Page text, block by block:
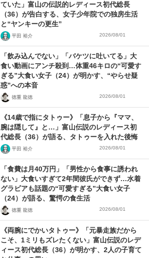
ていた」富山の伝説的レディース初代総長
（36）が告白する、女子少年院での独房生活
と“ヤンキーの更生”
平田 裕介 2026/08/01
「飲み込んでない」「バケツに吐いてる」大
食い動画にアンチ殺到…体重46キロの“可愛す
ぎる”大食い女子（24）が明かす、“やらせ疑
惑”への本音
徳重 龍徳 2026/08/01
《14歳で指にタトゥー》「息子から『ママ、
腕は隠して』と…」富山伝説のレディース初
代総長（36）が語る、タトゥーを入れた後悔
平田 裕介 2026/08/01
「食費は月40万円」「男性から食事に誘われ
ない」大食いすぎて2年間彼氏ができず…水着
グラビアも話題の“可愛すぎる”大食い女子
（24）が語る、驚愕の食生活
徳重 龍徳 2026/08/01
《両腕にでかいタトゥー》「元暴走族だから
こそ、1ミリもズレたくない」富山伝説のレデ
ィース初代総長（36）が明かす、2人の子育て